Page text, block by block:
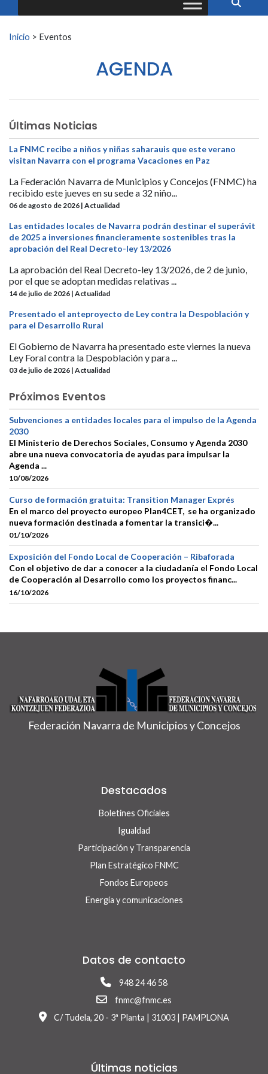
Buscar:
Inicio > Eventos
AGENDA
Últimas Noticias
La FNMC recibe a niños y niñas saharauis que este verano
visitan Navarra con el programa Vacaciones en Paz
La Federación Navarra de Municipios y Concejos (FNMC) ha
recibido este jueves en su sede a 32 niño...
06 de agosto de 2026 | Actualidad
Las entidades locales de Navarra podrán destinar el superávit
de 2025 a inversiones financieramente sostenibles tras la
aprobación del Real Decreto-ley 13/2026
La aprobación del Real Decreto-ley 13/2026, de 2 de junio,
por el que se adoptan medidas relativas ...
14 de julio de 2026 | Actualidad
Presentado el anteproyecto de Ley contra la Despoblación y
para el Desarrollo Rural
El Gobierno de Navarra ha presentado este viernes la nueva
Ley Foral contra la Despoblación y para ...
03 de julio de 2026 | Actualidad
Próximos Eventos
Subvenciones a entidades locales para el impulso de la Agenda
2030
El Ministerio de Derechos Sociales, Consumo y Agenda 2030
abre una nueva convocatoria de ayudas para impulsar la
Agenda ...
10/08/2026
Curso de formación gratuita: Transition Manager Exprés
En el marco del proyecto europeo Plan4CET, se ha organizado
nueva formación destinada a fomentar la transici�...
01/10/2026
Exposición del Fondo Local de Cooperación – Ribaforada
Con el objetivo de dar a conocer a la ciudadanía el Fondo Local
de Cooperación al Desarrollo como los proyectos financ...
16/10/2026
Federación Navarra de Municipios y Concejos
Destacados
Boletines Oficiales
Igualdad
Participación y Transparencia
Plan Estratégico FNMC
Fondos Europeos
Energía y comunicaciones
Datos de contacto
948 24 46 58
fnmc@fnmc.es
C/ Tudela, 20 - 3ª Planta | 31003 | PAMPLONA
Últimas noticias